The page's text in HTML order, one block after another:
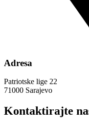
Adresa
Patriotske lige 22
71000 Sarajevo
Kontaktirajte